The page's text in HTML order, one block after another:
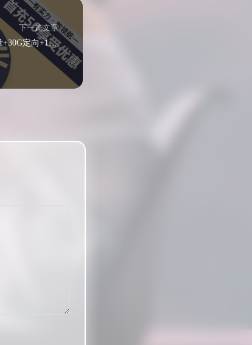
下一篇文章
电信星宁卡29元155G通用流量+30G定向+100分钟通话